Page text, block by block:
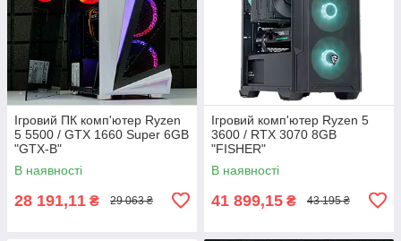
Ігровий ПК комп'ютер Ryzen
5 5500 / GTX 1660 Super 6GB
"GTX-B"
В наявності
28 191,11 ₴ 29 063 ₴
Ігровий комп'ютер Ryzen 5
3600 / RTX 3070 8GB
"FISHER"
В наявності
41 899,15 ₴ 43 195 ₴